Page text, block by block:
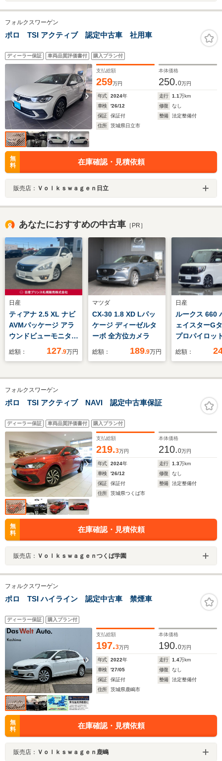
フォルクスワーゲン
ポロ TSI アクティブ 認定中古車 社用車
ディーラー保証 車両品質評価書付 購入プラン付
支払総額
259万円
本体価格
250.0万円
年式 2024年 走行 1.1万km
車検
'26/12 修復
なし
保証
保証付 整備
法定整備付
住所
茨城県日立市
無
料
在庫確認・見積依頼
販売店： Ｖｏｌｋｓｗａｇｅｎ日立
あなたにおすすめの中古車 ［PR］
日産
ティアナ 2.5 XL ナビ
AVMパッケージ アラ
ウンドビューモニタ
ー ドライブレコーダ
ヘッドライト エマー
ジェンシーブレーキ
バックビューモニタ
ール ETC
総額： 127.9万円
マツダ
CX-30 1.8 XD Lパッ
ケージ ディーゼルタ
ーボ 全方位カメラ
総額： 189.9万円
日産
ルークス 660
ェイスターG
プロパイロッ
ィション NC
ラレコ
ライド
シート/ハンド
レ コーナー
総額：
フォルクスワーゲン
ポロ TSI アクティブ NAVI 認定中古車保証
ディーラー保証 車両品質評価書付 購入プラン付
支払総額
219.3万円
本体価格
210.0万円
年式 2024年 走行 1.3万km
車検
'26/12 修復
なし
保証
保証付 整備
法定整備付
住所
茨城県つくば市
無
料
在庫確認・見積依頼
販売店： Ｖｏｌｋｓｗａｇｅｎつくば学園
フォルクスワーゲン
ポロ TSI ハイライン 認定中古車 禁煙車
ディーラー保証 購入プラン付
支払総額
197.3万円
本体価格
190.0万円
年式 2022年 走行 1.4万km
車検
'27/05 修復
なし
保証
保証付 整備
法定整備付
住所
茨城県鹿嶋市
無
料
在庫確認・見積依頼
販売店： Ｖｏｌｋｓｗａｇｅｎ鹿嶋